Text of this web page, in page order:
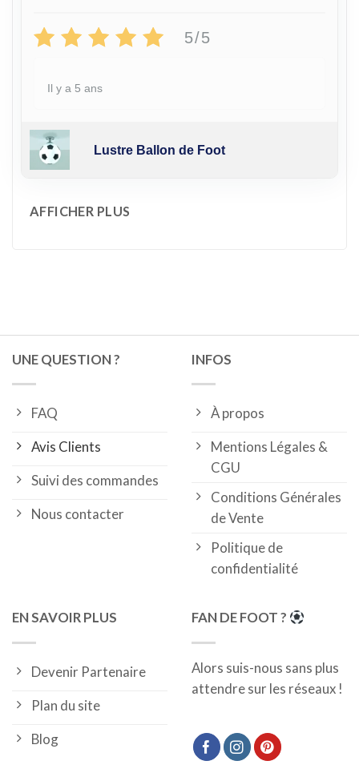
5/5
Il y a 5 ans
Lustre Ballon de Foot
AFFICHER PLUS
UNE QUESTION ?
FAQ
Avis Clients
Suivi des commandes
Nous contacter
INFOS
À propos
Mentions Légales &
CGU
Conditions Générales
de Vente
Politique de
confidentialité
EN SAVOIR PLUS
Devenir Partenaire
Plan du site
Blog
FAN DE FOOT ?
Alors suis-nous sans plus
attendre sur les réseaux !